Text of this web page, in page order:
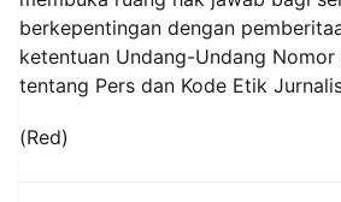
berkepentingan dengan
ketentuan Undang-Undang Nomor
tentang Pers dan Kode Etik
(Red)